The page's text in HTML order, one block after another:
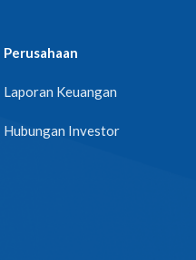
Perusahaan
Laporan Keuangan
Hubungan Investor